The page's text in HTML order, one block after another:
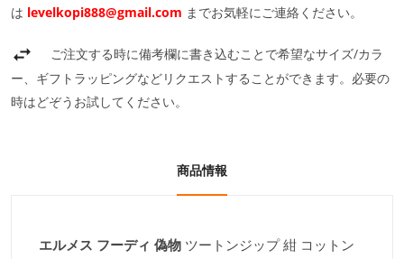
は levelkopi888@gmail.com までお気軽にご連絡ください。
ご注文する時に備考欄に書き込むことで希望なサイズ/カラ
ー、ギフトラッピングなどリクエストすることができます。必要の
時はどぞうお試してください。
商品情報
エルメス フーディ 偽物 ツートンジップ 紺 コットン